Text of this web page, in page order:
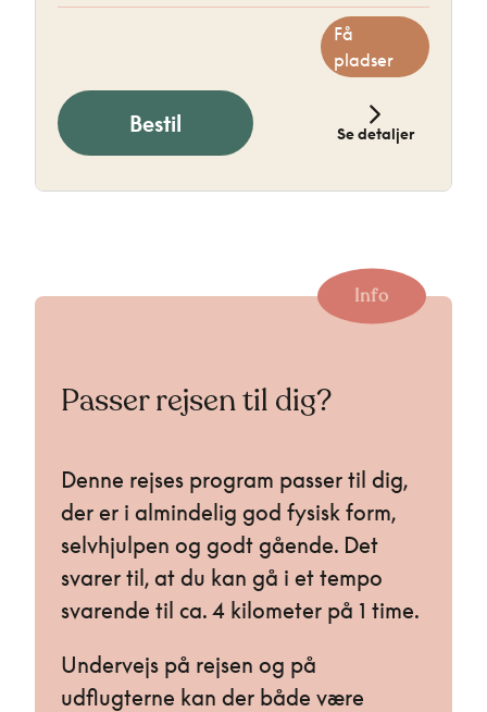
Få
pladser
Bestil Se detaljer
Info
Passer rejsen til dig?
Denne rejses program passer til dig,
der er i almindelig god fysisk form,
selvhjulpen og godt gående. Det
svarer til, at du kan gå i et tempo
svarende til ca. 4 kilometer på 1 time.
Undervejs på rejsen og på
udflugterne kan der både være